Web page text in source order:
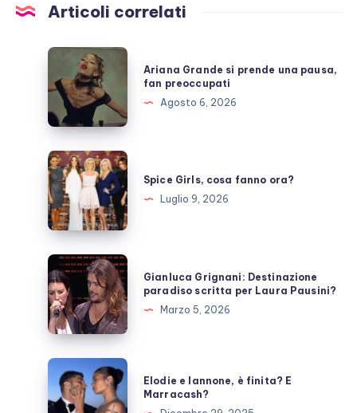
Articoli correlati
Ariana
Grande
si
prende
una
pausa,
fan
preoccupati
Ariana Grande si prende una pausa,
fan preoccupati
Agosto 6, 2026
Spice
Girls,
cosa
fanno
ora?
Spice Girls, cosa fanno ora?
Luglio 9, 2026
Gianluca
Grignani:
Destinazione
paradiso
scritta
per
Laura
Pausini?
Gianluca Grignani: Destinazione
paradiso scritta per Laura Pausini?
Marzo 5, 2026
Elodie
e
Iannone,
Elodie e Iannone, è finita? E
Marracash?